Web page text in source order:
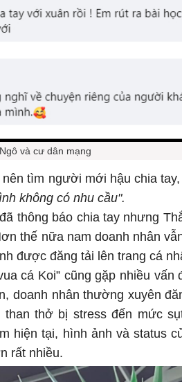
và cư dân mạng
tìm người mới hậu chia tay,
không có nhu cầu".
thông báo chia tay nhưng
thế nữa nam doanh nhân
được đăng tải lên trang cá
cá Koi” cũng gặp nhiều vấn
doanh nhân thường xuyên
thở bị stress đến mức
hiện tại, hình ảnh và status
rất nhiều.